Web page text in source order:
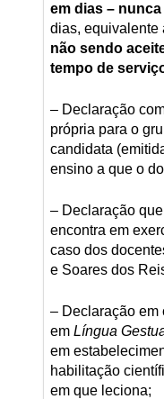
em dias –
dias, equivalente
não sendo
tempo de
– Declaração
própria para o
candidata
ensino a que o
– Declaração
encontra em
caso dos
e Soares dos
– Declaração em
em Língua
em
habilitação
em que leciona;